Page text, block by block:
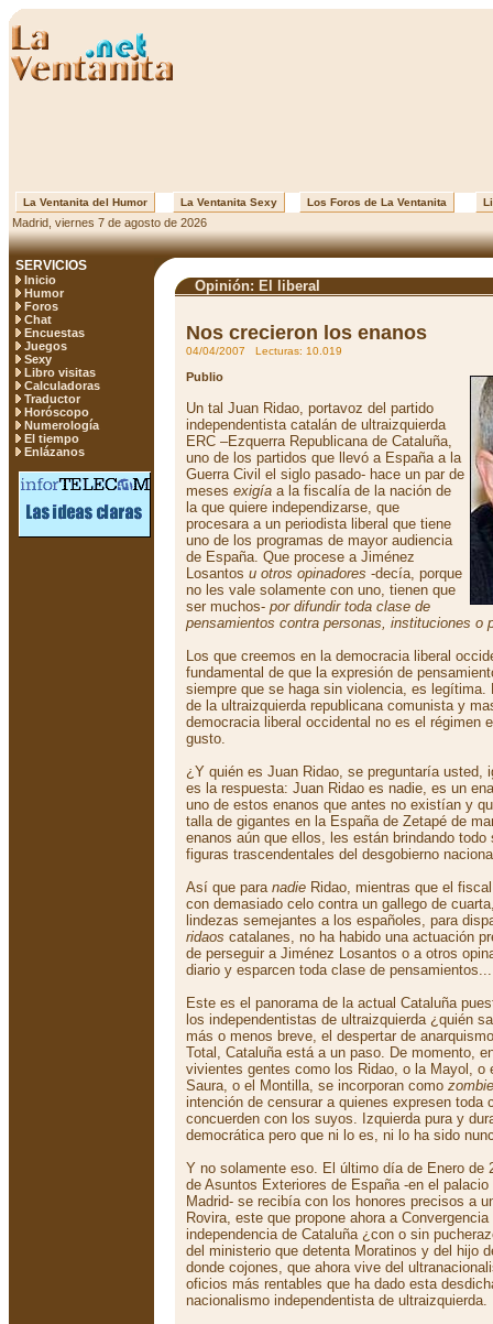
La Ventanita del Humor La Ventanita Sexy Los Foros de La Ventanita
Madrid, viernes 7 de agosto de 2026
SERVICIOS
Inicio
Humor
Foros
Chat
Encuestas
Juegos
Sexy
Libro visitas
Calculadoras
Traductor
Horóscopo
Numerología
El tiempo
Enlázanos
Opinión: El liberal
Nos crecieron los enanos
04/04/2007 Lecturas: 10.019
Publio
Un tal Juan Ridao, portavoz del partido
independentista catalán de ultraizquierda
ERC –Ezquerra Republicana de Cataluña,
uno de los partidos que llevó a España a la
Guerra Civil el siglo pasado- hace un par de
meses exigía a la fiscalía de la nación de
la que quiere independizarse, que
procesara a un periodista liberal que tiene
uno de los programas de mayor audiencia
de España. Que procese a Jiménez
Losantos u otros opinadores -decía, porque
no les vale solamente con uno, tienen que
ser muchos- por difundir toda clase de
pensamientos contra personas, instituciones o
Los que creemos en la democracia liberal
fundamental de que la expresión de
siempre que se haga sin violencia, es legítima.
de la ultraizquierda republicana comunista y
democracia liberal occidental no es el régimen
gusto.
¿Y quién es Juan Ridao, se preguntaría usted,
es la respuesta: Juan Ridao es nadie, es un
uno de estos enanos que antes no existían y
talla de gigantes en la España de Zetapé de
enanos aún que ellos, les están brindando
figuras trascendentales del desgobierno
Así que para nadie Ridao, mientras que el
con demasiado celo contra un gallego de
lindezas semejantes a los españoles, para
ridaos catalanes, no ha habido una actuación
de perseguir a Jiménez Losantos o a otros
diario y esparcen toda clase de pensamientos...
Este es el panorama de la actual Cataluña
los independentistas de ultraizquierda ¿quién
más o menos breve, el despertar de
Total, Cataluña está a un paso. De momento,
vivientes gentes como los Ridao, o la Mayol, o
Saura, o el Montilla, se incorporan como
intención de censurar a quienes expresen toda
concuerden con los suyos. Izquierda pura y
democrática pero que ni lo es, ni lo ha sido
Y no solamente eso. El último día de Enero de
de Asuntos Exteriores de España -en el
Madrid- se recibía con los honores precisos a
Rovira, este que propone ahora a
independencia de Cataluña ¿con o sin
del ministerio que detenta Moratinos y del hijo
donde cojones, que ahora vive del
oficios más rentables que ha dado esta
nacionalismo independentista de ultraizquierda.